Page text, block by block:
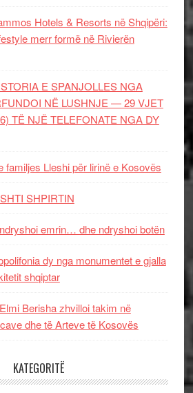
Hotels & Resorts në Shqipëri:
merr formë në Rivierën
E SPANJOLLES NGA
NË LUSHNJE — 29 VJET
TË NJË TELEFONATE NGA DY
familjes Lleshi për lirinë e Kosovës
SHPIRTIN
emrin… dhe ndryshoi botën
dy nga monumentet e gjalla
shqiptar
Berisha zhvilloi takim në
dhe të Arteve të Kosovës
KATEGORITË